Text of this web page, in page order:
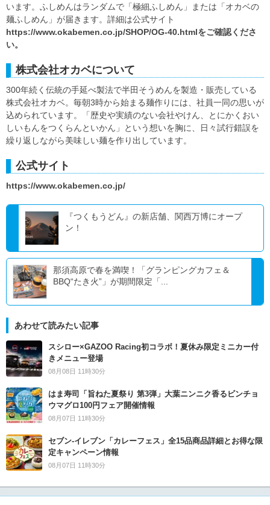
います。ふしめんはランダムで「極細ふしめん」または「オカベの
麺ふしめん」が届きます。詳細は公式サイト
https://www.okabemen.co.jp/SHOP/OG-40.htmlをご確認くださ
い。
株式会社オカベについて
300年続く伝統の手延べ製法で半田そうめんを製造・販売している
株式会社オカベ。毎朝3時から始まる麺作りには、社員一同の思いが
込められています。「歴史や実績のない会社やけん、とにかくおい
しいもんをつくらんといかん」という想いを胸に、日々試行錯誤を
繰り返しながら美味しい麺を作り出しています。
公式サイト
https://www.okabemen.co.jp/
『つくもうどん』の新店舗、関西万博にオープ
ン！
那須高原で春を満喫！「グランピングカフェ＆
BBQ“たき火”」が期間限定「...
あわせて読みたい記事
スシロー×GAZOO Racing初コラボ！夏休み限定ミニカー付
きメニュー登場
08月08日 11時30分
はま寿司「旨ねた夏祭り 第3弾」大葉ニンニク香るビンチョ
ウマグロ100円フェア開催情報
08月07日 11時30分
セブン‐イレブン「カレーフェス」全15品商品詳細とお得な限
定キャンペーン情報
08月07日 11時30分